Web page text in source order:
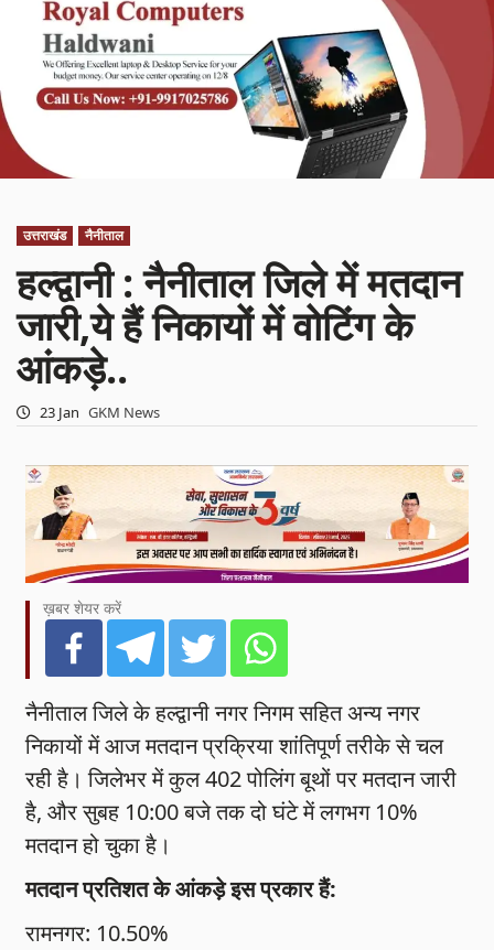
उत्तराखंड नैनीताल
हल्द्वानी : नैनीताल जिले में मतदान
जारी,ये हैं निकायों में वोटिंग के
आंकड़े..
23 Jan GKM News
ख़बर शेयर करें
नैनीताल जिले के हल्द्वानी नगर निगम सहित अन्य नगर
निकायों में आज मतदान प्रक्रिया शांतिपूर्ण तरीके से चल
रही है। जिलेभर में कुल 402 पोलिंग बूथों पर मतदान जारी
है, और सुबह 10:00 बजे तक दो घंटे में लगभग 10%
मतदान हो चुका है।
मतदान प्रतिशत के आंकड़े इस प्रकार हैं:
रामनगर: 10.50%